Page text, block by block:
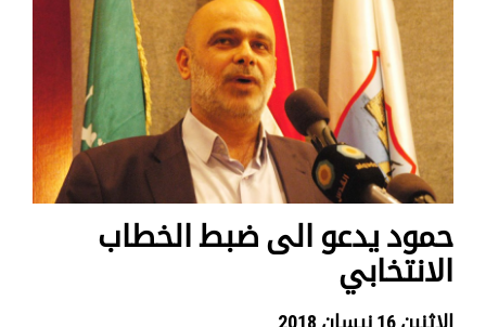
حمود يدعو الى ضبط الخطاب
الانتخابي
الإثنين 16 نيسان 2018